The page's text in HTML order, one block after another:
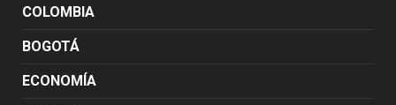
COLOMBIA
BOGOTÁ
ECONOMÍA